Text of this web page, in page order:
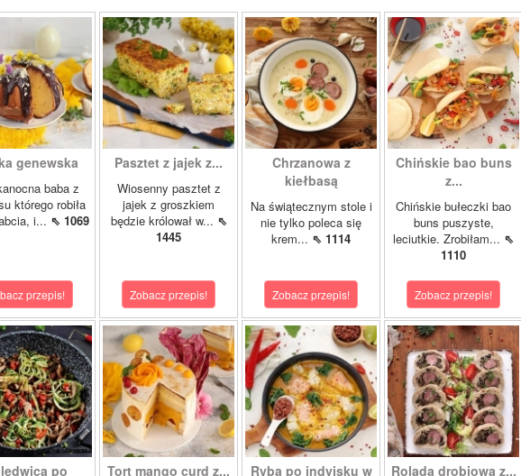
genewska
baba z
którego robiła
i... ⇖ 1069
przepis!
Pasztet z jajek z...
Wiosenny pasztet z
jajek z groszkiem
będzie królował w... ⇖
1445
Zobacz przepis!
Chrzanowa z
kiełbasą
Na świątecznym stole i
nie tylko poleca się
krem... ⇖ 1114
Zobacz przepis!
Chińskie bao buns
z...
Chińskie bułeczki bao
buns puszyste,
leciutkie. Zrobiłam... ⇖
1110
Zobacz przepis!
po
Tort mango curd z...
Ryba po indyjsku w
Rolada drobiowa z...